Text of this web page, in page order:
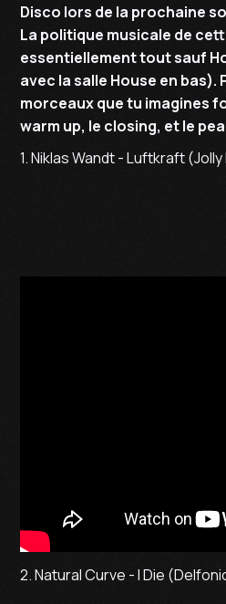
Disco lors de la prochaine
La politique musicale de
essentiellement tout sauf
avec la salle House en
morceaux que tu imagines
warm up, le closing, et le
1. Niklas Wandt - Luftkraft
2. Natural Curve - I Die